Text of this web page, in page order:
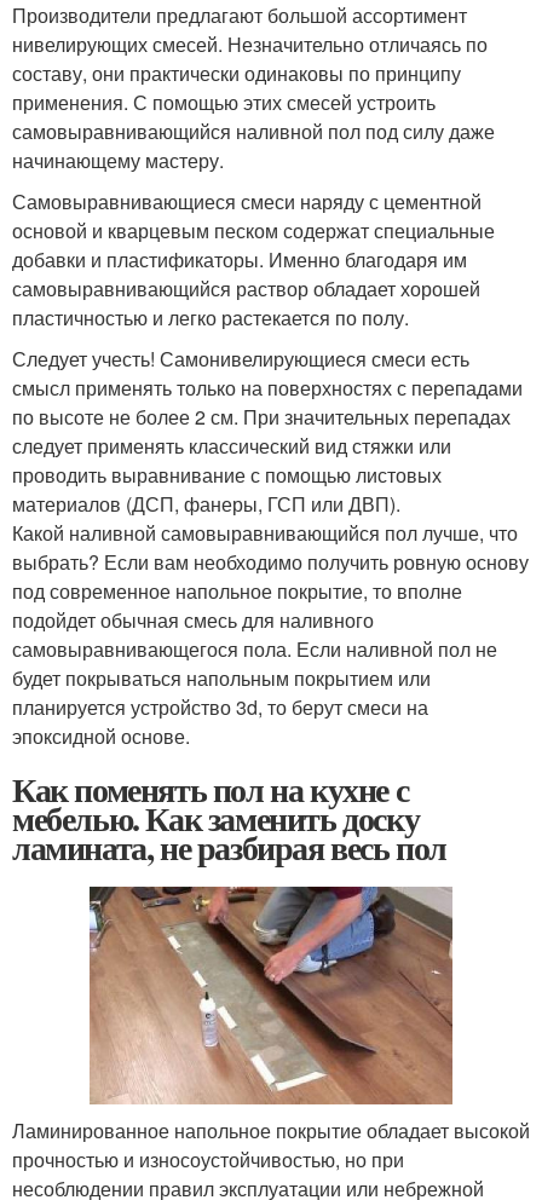
Производители предлагают большой ассортимент
нивелирующих смесей. Незначительно отличаясь по
составу, они практически одинаковы по принципу
применения. С помощью этих смесей устроить
самовыравнивающийся наливной пол под силу даже
начинающему мастеру.
Самовыравнивающиеся смеси наряду с цементной
основой и кварцевым песком содержат специальные
добавки и пластификаторы. Именно благодаря им
самовыравнивающийся раствор обладает хорошей
пластичностью и легко растекается по полу.
Следует учесть! Самонивелирующиеся смеси есть
смысл применять только на поверхностях с перепадами
по высоте не более 2 см. При значительных перепадах
следует применять классический вид стяжки или
проводить выравнивание с помощью листовых
материалов (ДСП, фанеры, ГСП или ДВП).
Какой наливной самовыравнивающийся пол лучше, что
выбрать? Если вам необходимо получить ровную основу
под современное напольное покрытие, то вполне
подойдет обычная смесь для наливного
самовыравнивающегося пола. Если наливной пол не
будет покрываться напольным покрытием или
планируется устройство 3d, то берут смеси на
эпоксидной основе.
Как поменять пол на кухне с
мебелью. Как заменить доску
ламината, не разбирая весь пол
Ламинированное напольное покрытие обладает высокой
прочностью и износоустойчивостью, но при
несоблюдении правил эксплуатации или небрежной